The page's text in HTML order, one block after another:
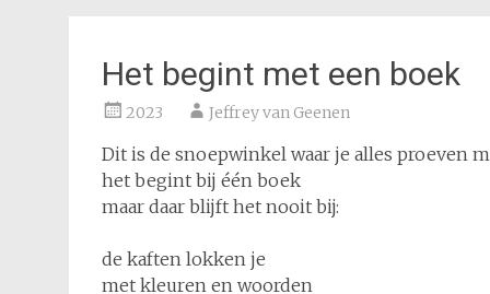
Het begint met een boek
2023 Jeffrey van Geenen
Dit is de snoepwinkel waar je alles proeven
het begint bij één boek
maar daar blijft het nooit bij:
de kaften lokken je
met kleuren en woorden